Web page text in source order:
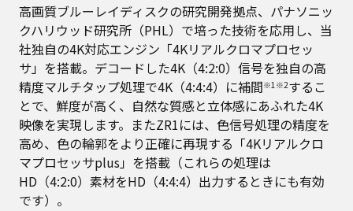
高画質ブルーレイディスクの研究開発拠点、パナソニッ
クハリウッド研究所（PHL）で培った技術を応用し、当
社独自の4K対応エンジン「4Kリアルクロマプロセッ
サ」を搭載。デコードした4K（4:2:0）信号を独自の高
精度マルチタップ処理で4K（4:4:4）に補間※1※2するこ
とで、鮮度が高く、自然な質感と立体感にあふれた4K
映像を実現します。またZR1には、色信号処理の精度を
高め、色の輪郭をより正確に再現する「4Kリアルクロ
マプロセッサplus」を搭載（これらの処理は
HD（4:2:0）素材をHD（4:4:4）出力するときにも有効
です）。